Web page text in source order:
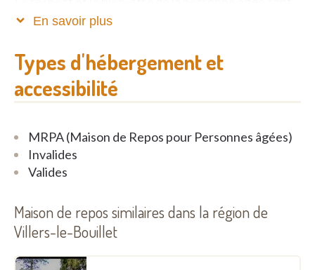
2 mots-clés que le personnel se doit d’intégrer afin
sérénité chez nous. Dans la grande salle à manger
accueillante, il fait bon déguster la cuisine variée
d’un excellent chef cuisinier. Les repas peuvent être
Les chambres sont personnalisées et équipées du
téléphone, d’un interphone afin d’assurer un
confort et une sécurité optimale ainsi qu’une salle
de coiffure, un service de kinésithérapie et de
pédicurie, un parking privé, ainsi que des
En savoir plus
Types d'hébergement et
accessibilité
MRPA (Maison de Repos pour Personnes âgées)
Invalides
Valides
Maison de repos similaires dans la région de
Villers-le-Bouillet